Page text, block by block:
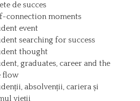
de succes
connection moments
event
searching for success
thought
graduates, career and the
flow
absolvenții, cariera și
vieții